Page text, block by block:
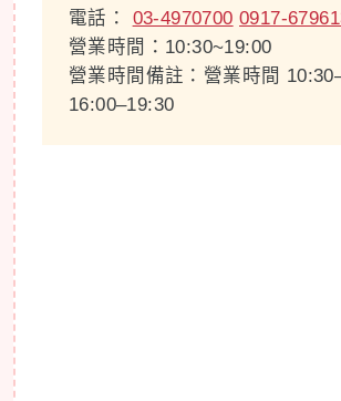
電話： 03-4970700 0917-
營業時間：10:30~19:00
營業時間備註：營業時間
16:00–19:30